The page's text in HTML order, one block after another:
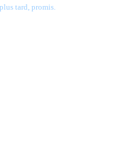
tard, promis.